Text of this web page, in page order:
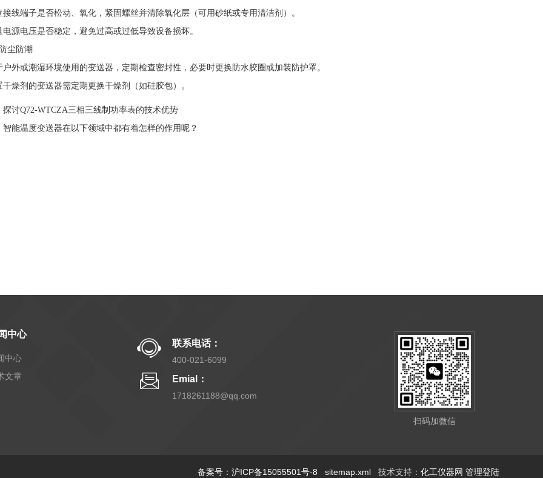
端子是否松动、氧化，紧固螺丝并清除氧化层（可用砂纸或专用清洁剂）。
电压是否稳定，避免过高或过低导致设备损坏。
防潮
或潮湿环境使用的变送器，定期检查密封性，必要时更换防水胶圈或加装防护罩。
剂的变送器需定期更换干燥剂（如硅胶包）。
探讨Q72-WTCZA三相三线制功率表的技术优势
智能温度变送器在以下领域中都有着怎样的作用呢？
中心
中心
文章
联系电话：
400-021-6099
Emial：
1718261188@qq.com
扫码加微信
备案号：沪ICP备15055501号-8 sitemap.xml 技术支持： 化工仪器网 管理登陆